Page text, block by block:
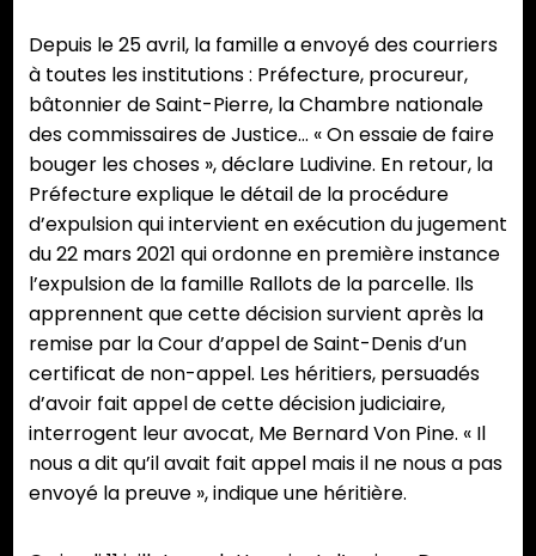
Depuis le 25 avril, la famille a envoyé des courriers
à toutes les institutions : Préfecture, procureur,
bâtonnier de Saint-Pierre, la Chambre nationale
des commissaires de Justice… « On essaie de faire
bouger les choses », déclare Ludivine. En retour, la
Préfecture explique le détail de la procédure
d’expulsion qui intervient en exécution du jugement
du 22 mars 2021 qui ordonne en première instance
l’expulsion de la famille Rallots de la parcelle. Ils
apprennent que cette décision survient après la
remise par la Cour d’appel de Saint-Denis d’un
certificat de non-appel. Les héritiers, persuadés
d’avoir fait appel de cette décision judiciaire,
interrogent leur avocat, Me Bernard Von Pine. « Il
nous a dit qu’il avait fait appel mais il ne nous a pas
envoyé la preuve », indique une héritière.